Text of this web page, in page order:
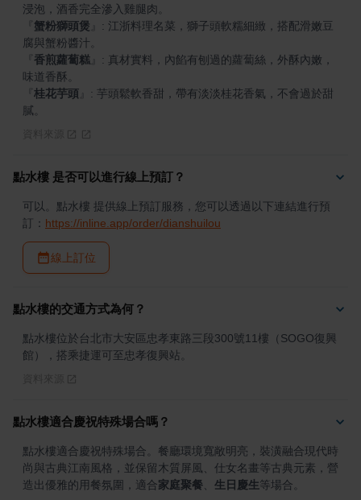
蟹粉獅頭煲
: 江浙料理名菜，獅子頭軟糯細緻，搭配滑嫩豆
香煎蘿蔔糕
: 真材實料，內餡有刨過的蘿蔔絲，外酥內嫩，
桂花芋頭
: 芋頭鬆軟香甜，帶有淡淡桂花香氣，不會過於甜
膩。
點水樓 是否可以進行線上預訂？
可以。點水樓 提供線上預訂服務，您可以透過以下連結進行預
訂： https://inline.app/order/dianshuilou
線上訂位
點水樓的交通方式為何？
點水樓位於台北市大安區忠孝東路三段300號11樓（SOGO復興
館），搭乘捷運可至忠孝復興站。
點水樓適合慶祝特殊場合嗎？
點水樓適合慶祝特殊場合。餐廳環境寬敞明亮，裝潢融合現代時
尚與古典江南風格，並保留木質屏風、仕女名畫等古典元素，營
造出優雅的用餐氛圍，適合家庭聚餐 生日慶生等場合。